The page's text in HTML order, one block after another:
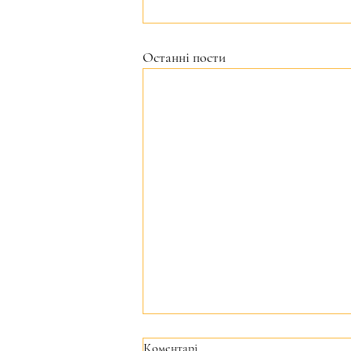
Останні пости
Коментарі